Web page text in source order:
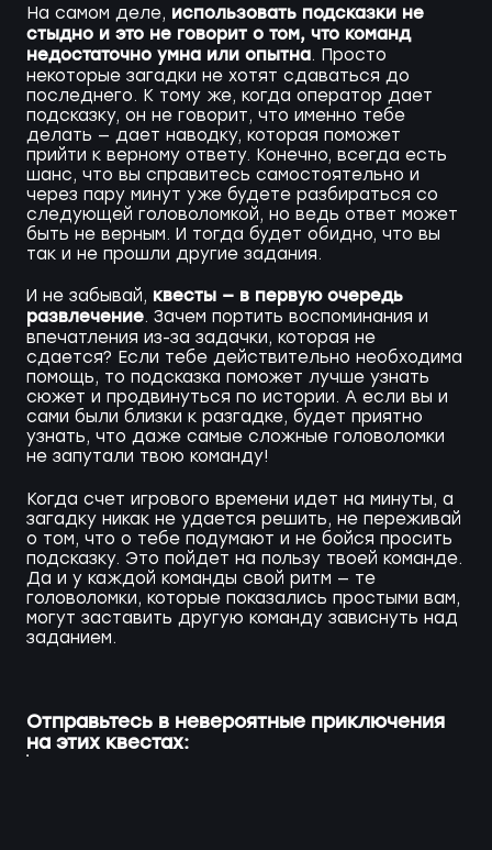
На самом деле, использовать подсказки не
стыдно и это не говорит о том, что команд
недостаточно умна или опытна. Просто
некоторые загадки не хотят сдаваться до
последнего. К тому же, когда оператор дает
подсказку, он не говорит, что именно тебе
делать — дает наводку, которая поможет
прийти к верному ответу. Конечно, всегда есть
шанс, что вы справитесь самостоятельно и
через пару минут уже будете разбираться со
следующей головоломкой, но ведь ответ может
быть не верным. И тогда будет обидно, что вы
так и не прошли другие задания.
И не забывай, квесты — в первую очередь
развлечение. Зачем портить воспоминания и
впечатления из-за задачки, которая не
сдается? Если тебе действительно необходима
помощь, то подсказка поможет лучше узнать
сюжет и продвинуться по истории. А если вы и
сами были близки к разгадке, будет приятно
узнать, что даже самые сложные головоломки
не запутали твою команду!
Когда счет игрового времени идет на минуты, а
загадку никак не удается решить, не переживай
о том, что о тебе подумают и не бойся просить
подсказку. Это пойдет на пользу твоей команде.
Да и у каждой команды свой ритм — те
головоломки, которые показались простыми вам,
могут заставить другую команду зависнуть над
заданием.
Отправьтесь в невероятные приключения
на этих квестах: